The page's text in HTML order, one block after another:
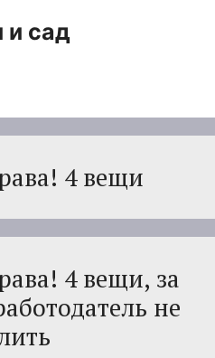
сад
4 вещи
4 вещи, за
не